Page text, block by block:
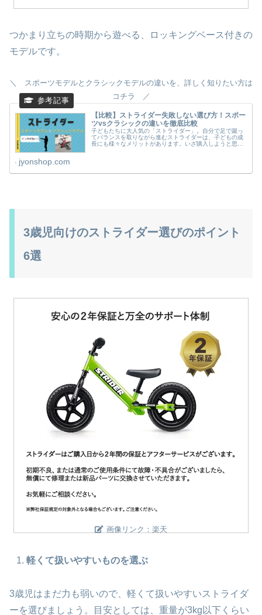
つかまり立ちの時期から遊べる、ロッキングベース付きの
モデルです。
＼ スポーツモデルとクラシックモデルの違いを、詳しく知りたい方は
コチラ ／
【比較】ストライダー失敗しない選び方！スポー
ツvsクラシックの違いを徹底比較
子どもたちに大人気の「ストライダー」。自分で足で蹴っ
てバランスを取りながら進むストライダーは、子どもの成
長にも様々なメリットがあります。いざ購入しようと思っ
jyonshop.com
3歳児向けのストライダー選びのポイント
6選
画像リンク：楽天
軽くて扱いやすいものを選ぶ
3歳児はまだ力も弱いので、軽くて扱いやすいストライダ
ーを選びましょう。目安としては、重量が3kg以下くらい